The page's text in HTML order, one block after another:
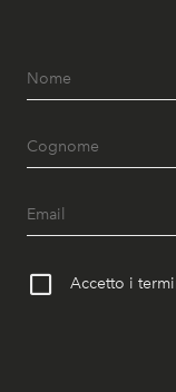
Accetto i